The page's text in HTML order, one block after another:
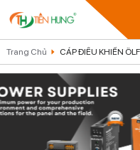
Trang Chủ CÁP ĐIỀU KHIỂN